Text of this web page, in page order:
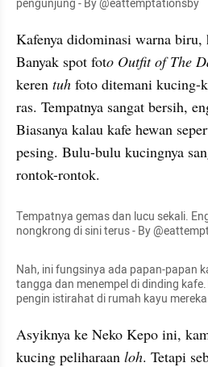
pengunjung - By @eattemptationsby
Kafenya didominasi warna
Banyak spot foto Outfit of The
keren tuh foto ditemani kucing-
ras. Tempatnya sangat bersih,
Biasanya kalau kafe hewan
pesing. Bulu-bulu kucingnya
rontok-rontok.
Tempatnya gemas dan lucu sekali.
nongkrong di sini terus - By
Nah, ini fungsinya ada papan-papan
tangga dan menempel di dinding
pengin istirahat di rumah kayu
Asyiknya ke Neko Kepo ini,
kucing peliharaan loh. Tetapi